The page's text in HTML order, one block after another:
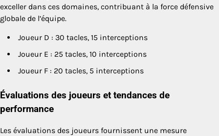
exceller dans ces domaines, contribuant à la force défensive
globale de l’équipe.
Joueur D : 30 tacles, 15 interceptions
Joueur E : 25 tacles, 10 interceptions
Joueur F : 20 tacles, 5 interceptions
Évaluations des joueurs et tendances de
performance
Les évaluations des joueurs fournissent une mesure